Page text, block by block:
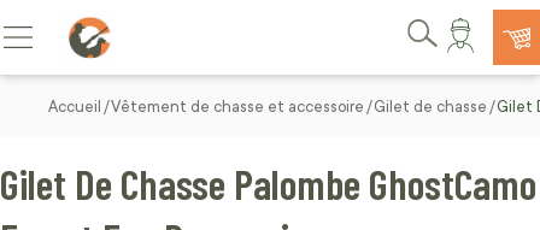
Allez au contenu
Basculer la navigation
Rechercher
Accueil Vêtement de chasse et accessoire Gilet de chasse Gilet
Gilet De Chasse Palombe GhostCamo